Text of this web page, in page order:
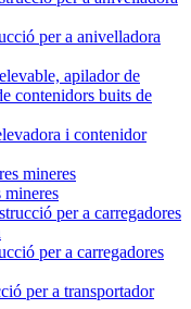
per a anivelladora
i contenidor
per a carregadores